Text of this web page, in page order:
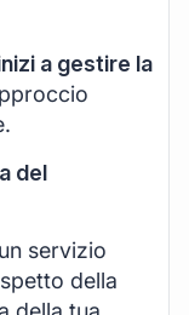
a gestire la
del
servizio
della